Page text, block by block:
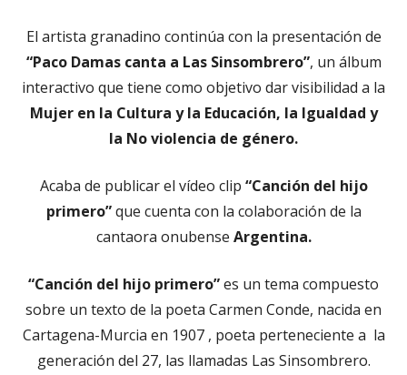
El artista granadino continúa con la presentación de
“Paco Damas canta a Las Sinsombrero”, un álbum
interactivo que tiene como objetivo dar visibilidad a la
Mujer en la Cultura y la Educación, la Igualdad y
la No violencia de género.
Acaba de publicar el vídeo clip “Canción del hijo
primero”que cuenta con la colaboración de la
cantaora onubense Argentina.
“Canción del hijo primero”es un tema compuesto
sobre un texto de la poeta Carmen Conde, nacida en
Cartagena-Murcia en 1907 , poeta perteneciente a la
generación del 27, las llamadas Las Sinsombrero.